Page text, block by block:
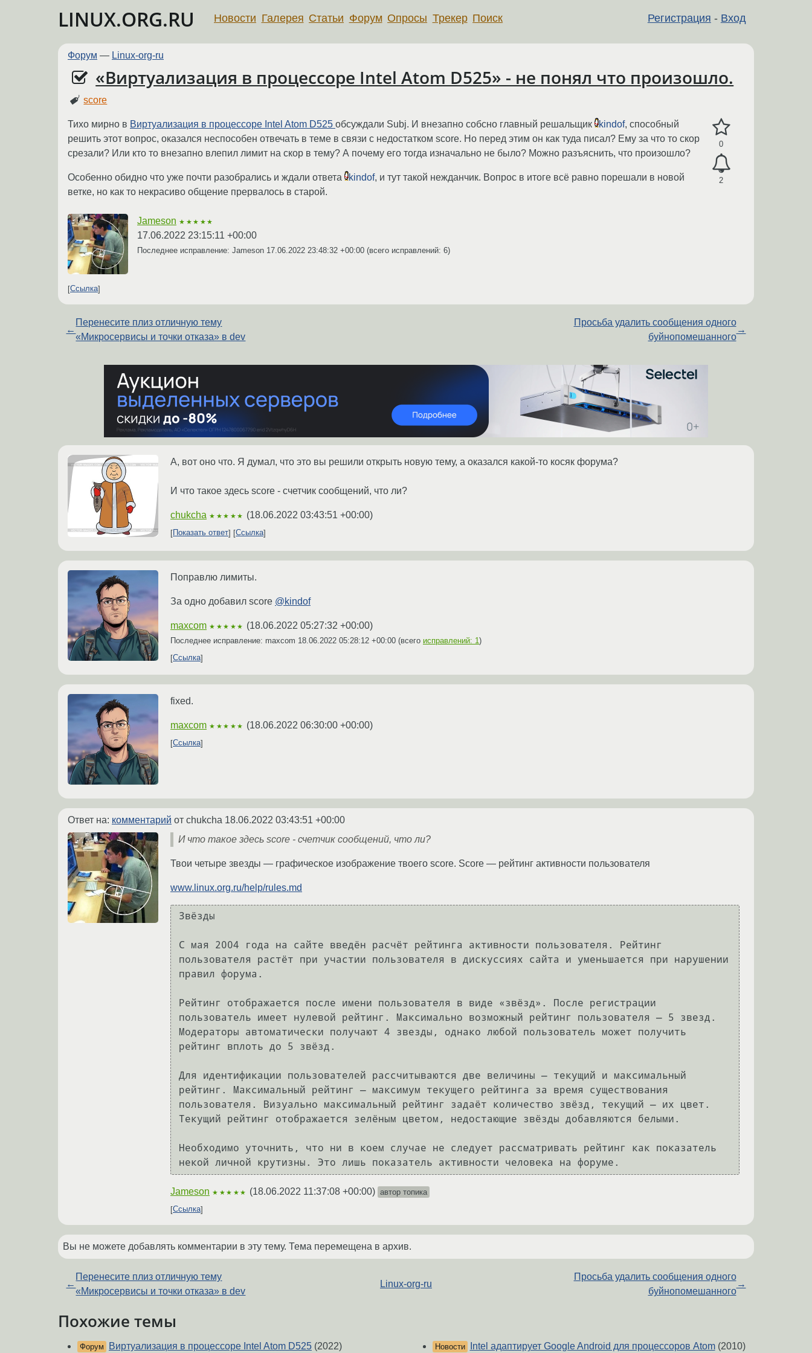
LINUX.ORG.RU Регистрация - Вход
Новости Галерея Статьи Форум Опросы Трекер Поиск
Форум — Linux-org-ru
«Виртуализация в процессоре Intel Atom D525» - не понял что произошло.
score
0
2
Тихо мирно в Виртуализация в процессоре Intel Atom D525 обсуждали Subj. И внезапно собсно главный решальщик kindof, способный
решить этот вопрос, оказался неспособен отвечать в теме в связи с недостатком score. Но перед этим он как туда писал? Ему за что то скор
срезали? Или кто то внезапно влепил лимит на скор в тему? А почему его тогда изначально не было? Можно разъяснить, что произошло?
Особенно обидно что уже почти разобрались и ждали ответа kindof, и тут такой нежданчик. Вопрос в итоге всё равно порешали в новой
ветке, но как то некрасиво общение прервалось в старой.
Jameson ★★★★★
17.06.2022 23:15:11 +00:00
Последнее исправление: Jameson 17.06.2022 23:48:32 +00:00 (всего исправлений: 6)
Ссылка
←
Перенесите плиз отличную тему
«Микросервисы и точки отказа» в dev
Просьба удалить сообщения одного
буйнопомешанного
→
А, вот оно что. Я думал, что это вы решили открыть новую тему, а оказался какой-то косяк форума?
И что такое здесь score - счетчик сообщений, что ли?
chukcha ★★★★★ (18.06.2022 03:43:51 +00:00)
Показать ответ Ссылка
Поправлю лимиты.
За одно добавил score @kindof
maxcom ★★★★★ (18.06.2022 05:27:32 +00:00)
Последнее исправление: maxcom 18.06.2022 05:28:12 +00:00 (всего исправлений: 1 )
Ссылка
fixed.
maxcom ★★★★★ (18.06.2022 06:30:00 +00:00)
Ссылка
Ответ на: комментарий от chukcha 18.06.2022 03:43:51 +00:00
И что такое здесь score - счетчик сообщений, что ли?
Твои четыре звезды — графическое изображение твоего score. Score — рейтинг активности пользователя
www.linux.org.ru/help/rules.md
Звёзды
С мая 2004 года на сайте введён расчёт рейтинга активности пользователя. Рейтинг
пользователя растёт при участии пользователя в дискуссиях сайта и уменьшается при нарушении
правил форума.
Рейтинг отображается после имени пользователя в виде «звёзд». После регистрации
пользователь имеет нулевой рейтинг. Максимально возможный рейтинг пользователя — 5 звезд.
Модераторы автоматически получают 4 звезды, однако любой пользователь может получить
рейтинг вплоть до 5 звёзд.
Для идентификации пользователей рассчитываются две величины — текущий и максимальный
рейтинг. Максимальный рейтинг — максимум текущего рейтинга за время существования
пользователя. Визуально максимальный рейтинг задаёт количество звёзд, текущий — их цвет.
Текущий рейтинг отображается зелёным цветом, недостающие звёзды добавляются белыми.
Необходимо уточнить, что ни в коем случае не следует рассматривать рейтинг как показатель
Jameson ★★★★★ (18.06.2022 11:37:08 +00:00) автор топика
Ссылка
Вы не можете добавлять комментарии в эту тему. Тема перемещена в архив.
←
Перенесите плиз отличную тему
«Микросервисы и точки отказа» в dev
Linux-org-ru
Просьба удалить сообщения одного
буйнопомешанного
→
Похожие темы
Форум Виртуализация в процессоре Intel Atom D525 (2022) Новости Intel адаптирует Google Android для процессоров Atom(2010)